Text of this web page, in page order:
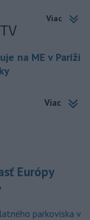
Viac
na ME v Paríži
Viac
Európy
parkoviska v